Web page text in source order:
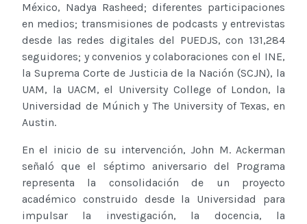
México, Nadya Rasheed; diferentes participaciones
en medios; transmisiones de podcasts y entrevistas
desde las redes digitales del PUEDJS, con 131,284
seguidores; y convenios y colaboraciones con el INE,
la Suprema Corte de Justicia de la Nación (SCJN), la
UAM, la UACM, el University College of London, la
Universidad de Múnich y The University of Texas, en
Austin.
En el inicio de su intervención, John M. Ackerman
señaló que el séptimo aniversario del Programa
representa la consolidación de un proyecto
académico construido desde la Universidad para
impulsar la investigación, la docencia, la